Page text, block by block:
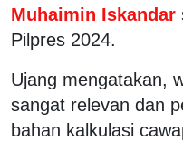
Muhaimin Iskandar
Pilpres 2024.
Ujang mengatakan,
sangat relevan dan
bahan kalkulasi